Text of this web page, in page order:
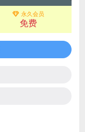
永久会员
免费